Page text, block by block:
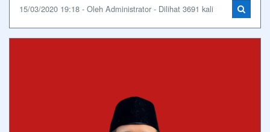
15/03/2020 19:18 - Oleh Administrator - Dilihat 3691 kali